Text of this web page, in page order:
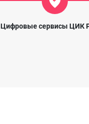
Цифровые сервисы ЦИК